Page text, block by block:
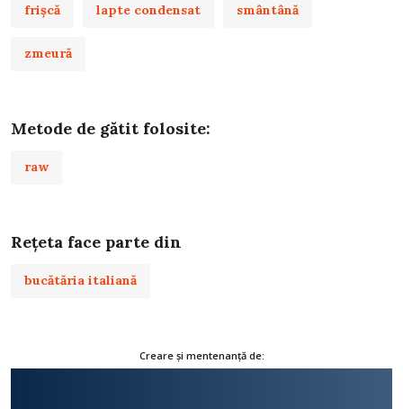
frişcă lapte condensat smântână
zmeură
Metode de gătit folosite:
raw
Rețeta face parte din
bucătăria italiană
Creare și mentenanță de: